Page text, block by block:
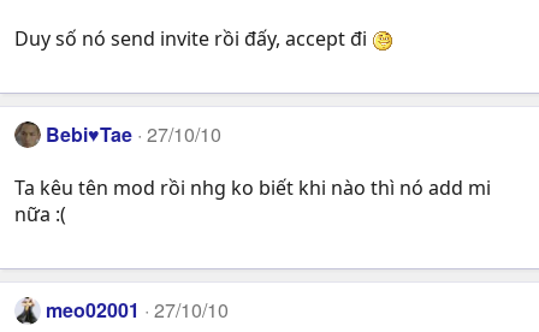
Duy số nó send invite rồi đấy, accept đi
Bebi♥Tae 27/10/10
Ta kêu tên mod rồi nhg ko biết khi nào thì nó add mi
nữa :(
meo02001 27/10/10